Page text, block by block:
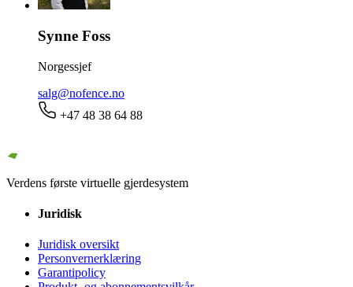
Synne Foss
Norgessjef
salg@nofence.no
+47 48 38 64 88
Verdens første virtuelle gjerdesystem
Juridisk
Juridisk oversikt
Personvernerklæring
Garantipolicy